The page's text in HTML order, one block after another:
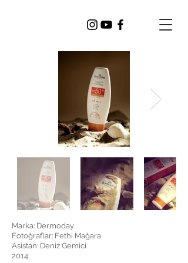
Marka: Dermoday
Fotoğraflar: Fethi Mağara
Asistan: Deniz Gemici
2014